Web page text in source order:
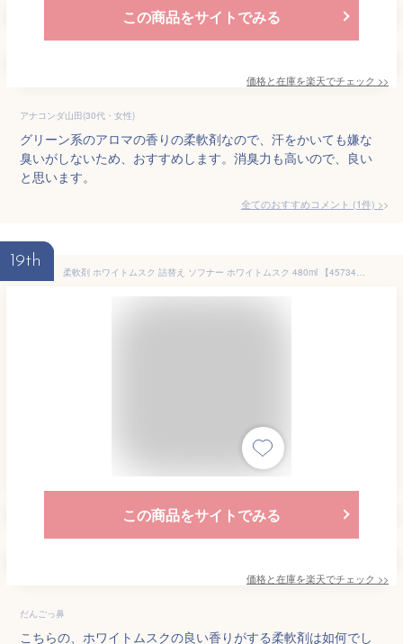
この商品をサイトでみる
価格と在庫を楽天でチェック >>
アナコンダ山田(30代・女性)
グリーン系のアロマの香りの柔軟剤なので、汗をかいても嫌な
臭いがしないため、おすすめします。消臭力も高いので、良い
と思います。
全てのおすすめコメント (1件) >
19th
柔軟剤 ホワイトムスク 詰替え ソフナー ホワイトムスク 480ml 【4573473360507 250】嫌なにおいを防いでふんわり仕上げます 詰替え つめかえ用 抗菌 防臭 洗濯 洗剤 洗濯用柔軟剤 おしゃれ ふわり フレグランス 芳香 香り アロマ 部屋干し 消臭 汗
この商品をサイトでみる
価格と在庫を楽天でチェック >>
だんごっ鼻
こちらの、ホワイトムスクの良い香りがする柔軟剤は如何でし